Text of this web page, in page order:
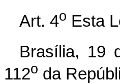
Art. 4o Esta
Brasília, 19
112o da